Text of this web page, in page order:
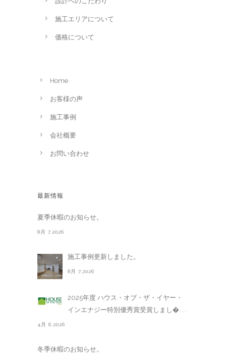
施工エリアについて
価格について
Home
お客様の声
施工事例
会社概要
お問い合わせ
最新情報
夏季休暇のお知らせ。
8月 7,2026
施工事例更新しました。
8月 7,2026
2025年度 ハウス・オブ・ザ・イヤー・
インエナジー特別優秀賞受賞しまし�. . .
4月 6,2026
冬季休暇のお知らせ。